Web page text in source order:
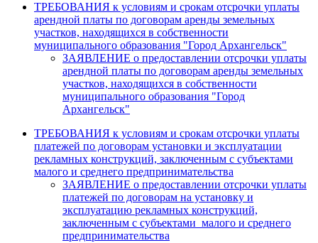
ТРЕБОВАНИЯ к условиям и срокам отсрочки уплаты
арендной платы по договорам аренды земельных
участков, находящихся в собственности
муниципального образования "Город Архангельск"
ЗАЯВЛЕНИЕ о предоставлении отсрочки уплаты
арендной платы по договорам аренды земельных
участков, находящихся в собственности
муниципального образования "Город
Архангельск"
ТРЕБОВАНИЯ к условиям и срокам отсрочки уплаты
платежей по договорам установки и эксплуатации
рекламных конструкций, заключенным с субъектами
малого и среднего предпринимательства
ЗАЯВЛЕНИЕ о предоставлении отсрочки уплаты
платежей по договорам на установку и
эксплуатацию рекламных конструкций,
заключенным с субъектами малого и среднего
предпринимательства